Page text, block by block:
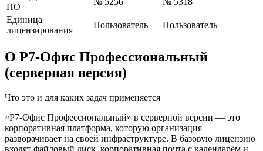
ПО
Единица
лицензирования
Пользователь Пользователь
О Р7-Офис Профессиональный
(серверная версия)
Что это и для каких задач применяется
«Р7-Офис Профессиональный» в серверной версии — это
корпоративная платформа, которую организация
разворачивает на своей инфраструктуре. В базовую лицензию
входят файловый диск, корпоративная почта с календарём и